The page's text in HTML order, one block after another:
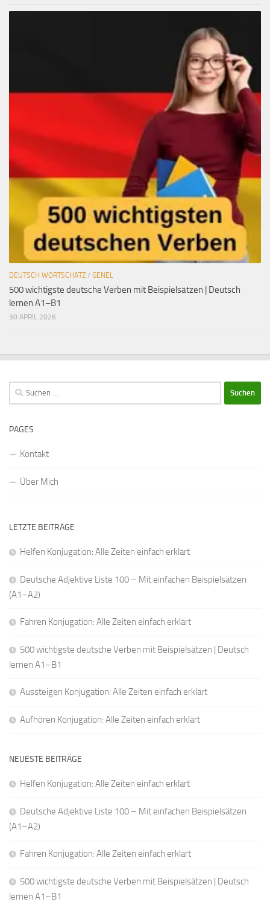
DEUTSCH WORTSCHATZ / GENEL
500 wichtigste deutsche Verben mit Beispielsätzen | Deutsch
lernen A1–B1
30 APRIL 2026
Suchen
nach:
PAGES
Kontakt
Über Mich
LETZTE BEITRÄGE
Helfen Konjugation: Alle Zeiten einfach erklärt
Deutsche Adjektive Liste 100 – Mit einfachen Beispielsätzen
(A1–A2)
Fahren Konjugation: Alle Zeiten einfach erklärt
500 wichtigste deutsche Verben mit Beispielsätzen | Deutsch
lernen A1–B1
Aussteigen Konjugation: Alle Zeiten einfach erklärt
Aufhören Konjugation: Alle Zeiten einfach erklärt
NEUESTE BEITRÄGE
Helfen Konjugation: Alle Zeiten einfach erklärt
Deutsche Adjektive Liste 100 – Mit einfachen Beispielsätzen
(A1–A2)
Fahren Konjugation: Alle Zeiten einfach erklärt
500 wichtigste deutsche Verben mit Beispielsätzen | Deutsch
lernen A1–B1